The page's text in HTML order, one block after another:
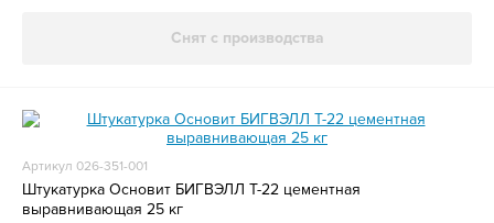
Снят с производства
Артикул 026-351-001
Штукатурка Основит БИГВЭЛЛ Т-22 цементная
выравнивающая 25 кг